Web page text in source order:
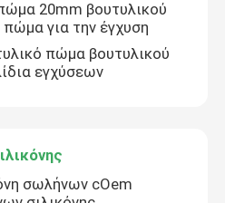
20mm βουτυλικού
πώμα για την έγχυση
πώμα βουτυλικού
εγχύσεων
σωλήνων cOem